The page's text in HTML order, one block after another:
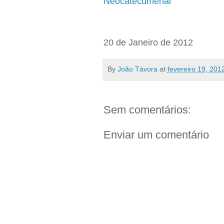
20 de Janeiro de 2012
By João Távora at fevereiro 19,
Sem comentários:
Enviar um comentário